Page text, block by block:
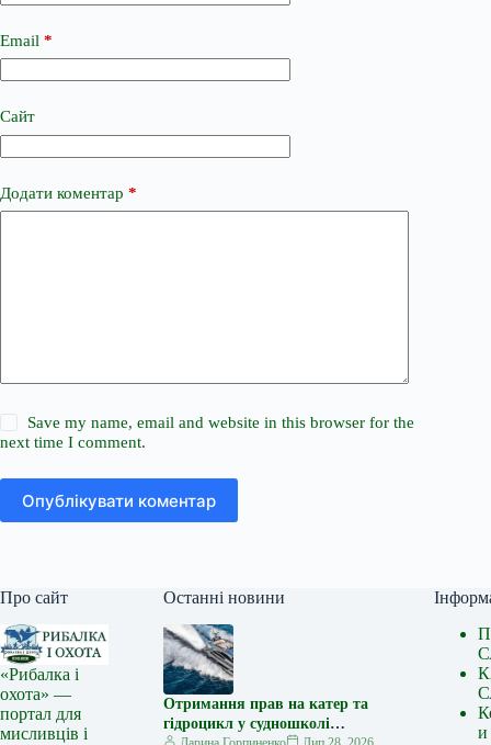
Email *
Сайт
Додати коментар *
Save my name, email and website in this browser for the
next time I comment.
Опублікувати коментар
Про сайт
«Рибалка і
охота» —
портал для
мисливців і
Останні новини
Отримання прав на катер та
гідроцикл у судношколі
и